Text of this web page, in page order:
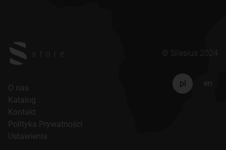
© Silesius 2024
O nas
Katalog
Kontakt
Polityka Prywatności
Ustawienia
pl en